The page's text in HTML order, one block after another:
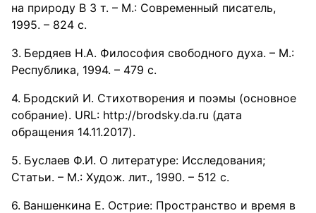
на природу В 3 т. – М.: Современный писатель,
1995. – 824 с.
Бердяев H.A. Философия свободного духа. – М.:
Республика, 1994. – 479 с.
Бродский И. Стихотворения и поэмы (основное
собрание). URL: http://brodsky.da.ru (дата
обращения 14.11.2017).
Буслаев Ф.И. О литературе: Исследования;
Статьи. – М.: Худож. лит., 1990. – 512 с.
Ваншенкина Е. Оcтрие: Проcтранcтво и время в